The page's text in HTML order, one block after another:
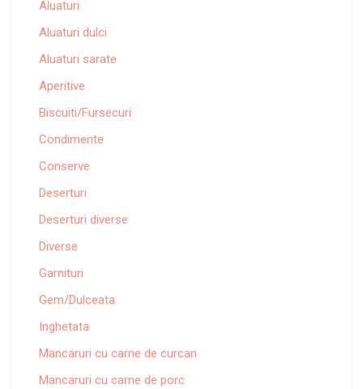
Aluaturi
Aluaturi dulci
Aluaturi sarate
Aperitive
Biscuiti/Fursecuri
Condimente
Conserve
Deserturi
Deserturi diverse
Diverse
Garnituri
Gem/Dulceata
Inghetata
Mancaruri cu carne de curcan
Mancaruri cu carne de porc